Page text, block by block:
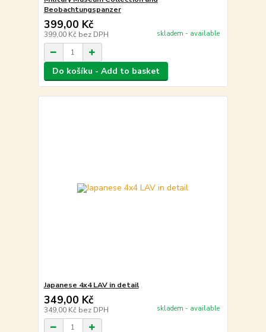
Beobachtungspanzer
399,00 Kč
399,00 Kč bez DPH skladem - available
Do košíku - Add to basket
Japanese 4x4 LAV in detail
349,00 Kč
349,00 Kč bez DPH skladem - available